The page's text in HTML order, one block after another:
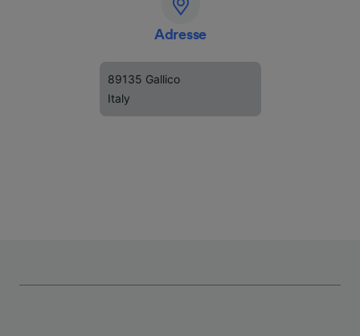
Adresse
89135 Gallico
Italy